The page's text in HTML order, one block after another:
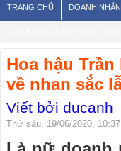
TRANG CHỦ DOANH
Hoa hậu
về nhan sắc
Viết bởi ducanh
Thứ sáu, 19/06/2020,